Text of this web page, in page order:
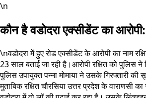
\n
कौन है वडोदरा एक्सीडेंट का आरोपी:
\nवडोदरा में हुए रोड एक्सीडेंट के आरोपी का नाम
23 साल बताई जा रही है।आरोपी रक्षित को पुलिस ने
पुलिस उपायुक्त पन्ना मोमाया ने उसके गिरफ्तारी
मुताबिक रक्षित चौरसिया उत्तर प्रदेश के वाराणसी